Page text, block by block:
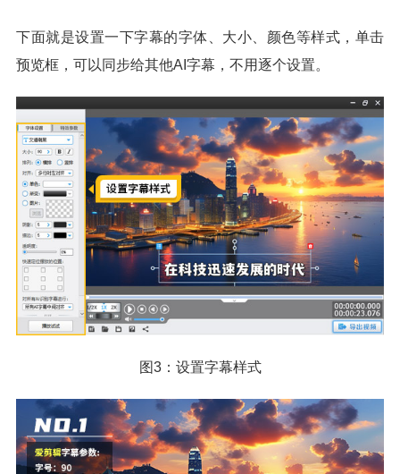
下面就是设置一下字幕的字体、大小、颜色等样式，单击
预览框，可以同步给其他AI字幕，不用逐个设置。
图3：设置字幕样式